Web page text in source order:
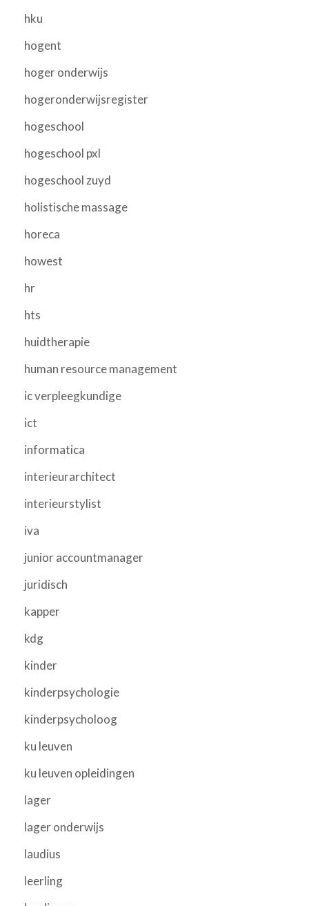
hku
hogent
hoger onderwijs
hogeronderwijsregister
hogeschool
hogeschool pxl
hogeschool zuyd
holistische massage
horeca
howest
hr
hts
huidtherapie
human resource management
ic verpleegkundige
ict
informatica
interieurarchitect
interieurstylist
iva
junior accountmanager
juridisch
kapper
kdg
kinder
kinderpsychologie
kinderpsycholoog
ku leuven
ku leuven opleidingen
lager
lager onderwijs
laudius
leerling